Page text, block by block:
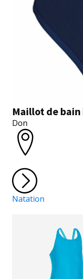
Maillot de
Don
Natation